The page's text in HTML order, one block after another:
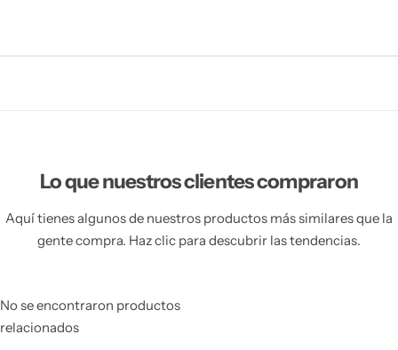
Lo que nuestros clientes compraron
Aquí tienes algunos de nuestros productos más similares que la
gente compra. Haz clic para descubrir las tendencias.
No se encontraron productos
relacionados